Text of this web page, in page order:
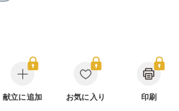
献立に追加 お気に入り 印刷